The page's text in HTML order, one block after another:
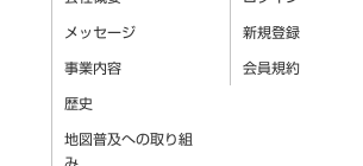
メッセージ
事業内容
歴史
地図普及への取り組
み
新規登録
会員規約